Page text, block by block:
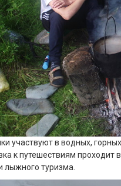
участвуют в водных,
к путешествиям проходит
лыжного туризма.